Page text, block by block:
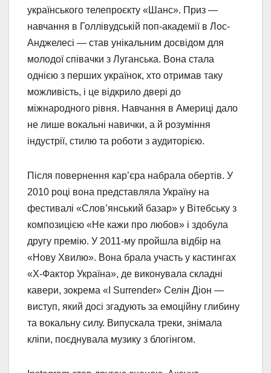
українського телепроєкту «Шанс». Приз —
навчання в Голлівудській поп-академії в Лос-
Анджелесі — став унікальним досвідом для
молодої співачки з Луганська. Вона стала
однією з перших українок, хто отримав таку
можливість, і це відкрило двері до
міжнародного рівня. Навчання в Америці дало
не лише вокальні навички, а й розуміння
індустрії, стилю та роботи з аудиторією.
Після повернення кар’єра набрала обертів. У
2010 році вона представляла Україну на
фестивалі «Слов’янський базар» у Вітебську з
композицією «Не кажи про любов» і здобула
другу премію. У 2011-му пройшла відбір на
«Нову Хвилю». Вона брала участь у кастингах
«X-Фактор Україна», де виконувала складні
кавери, зокрема «I Surrender» Селін Діон —
виступ, який досі згадують за емоційну глибину
та вокальну силу. Випускала треки, знімала
кліпи, поєднувала музику з блогінгом.